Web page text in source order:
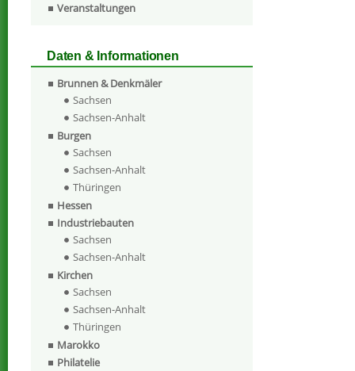
Veranstaltungen
Daten & Informationen
Brunnen & Denkmäler
Sachsen
Sachsen-Anhalt
Burgen
Sachsen
Sachsen-Anhalt
Thüringen
Hessen
Industriebauten
Sachsen
Sachsen-Anhalt
Kirchen
Sachsen
Sachsen-Anhalt
Thüringen
Marokko
Philatelie